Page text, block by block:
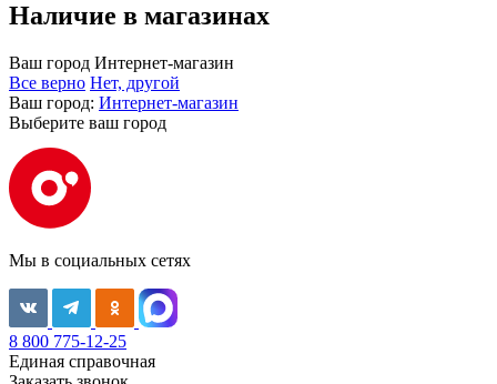
Наличие в магазинах
Ваш город Интернет-магазин
Все верно Нет, другой
Ваш город: Интернет-магазин
Выберите ваш город
Мы в социальных сетях
8 800 775-12-25
Единая справочная